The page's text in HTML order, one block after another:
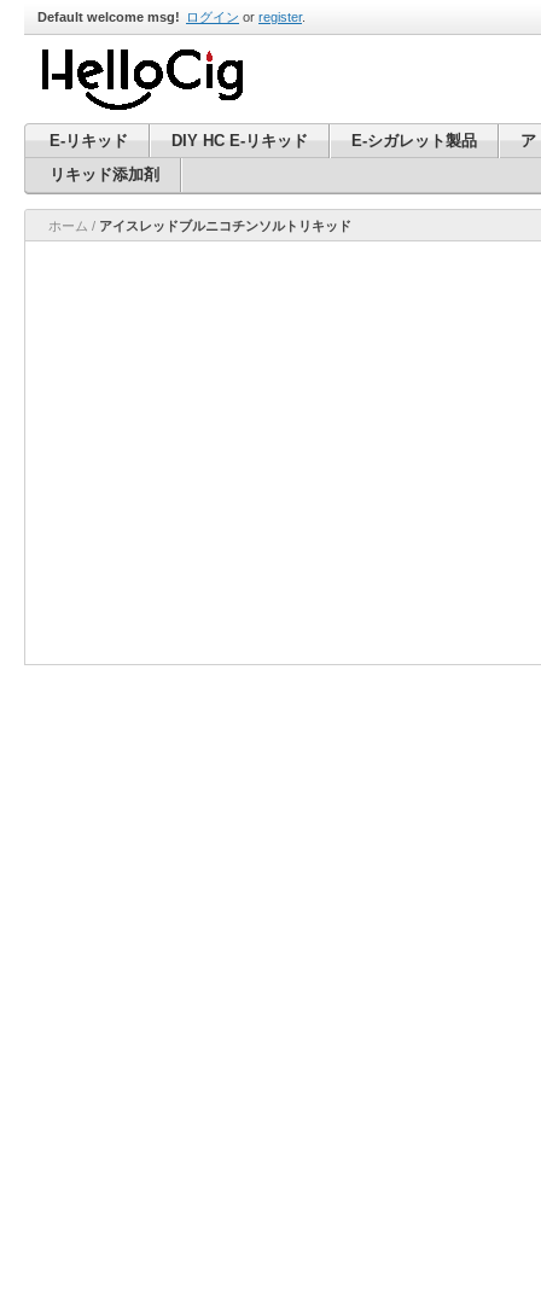
Default welcome msg! ログイン or register.
E-リキッド DIY HC E-リキッド E-シガレット製品
ア
リキッド添加剤
ホーム / アイスレッドブルニコチンソルトリキッド